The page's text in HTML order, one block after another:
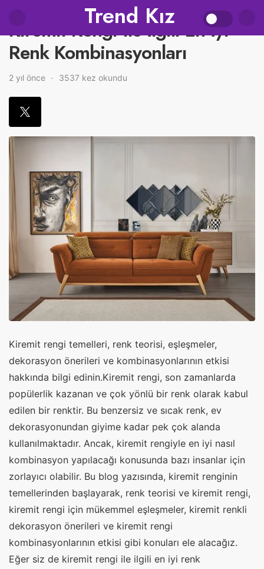
Trend Kız
Kiremit Rengi ile İlgili En İyi
Renk Kombinasyonları
2 yıl önce 3537 kez okundu
Kiremit rengi temelleri, renk teorisi, eşleşmeler,
dekorasyon önerileri ve kombinasyonlarının etkisi
hakkında bilgi edinin.Kiremit rengi, son zamanlarda
popülerlik kazanan ve çok yönlü bir renk olarak kabul
edilen bir renktir. Bu benzersiz ve sıcak renk, ev
dekorasyonundan giyime kadar pek çok alanda
kullanılmaktadır. Ancak, kiremit rengiyle en iyi nasıl
kombinasyon yapılacağı konusunda bazı insanlar için
zorlayıcı olabilir. Bu blog yazısında, kiremit renginin
temellerinden başlayarak, renk teorisi ve kiremit rengi,
kiremit rengi için mükemmel eşleşmeler, kiremit renkli
dekorasyon önerileri ve kiremit rengi
kombinasyonlarının etkisi gibi konuları ele alacağız.
Eğer siz de kiremit rengi ile ilgili en iyi renk